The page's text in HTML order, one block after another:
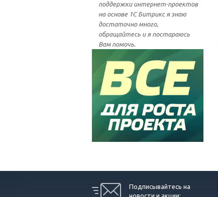
поддержки интернет-проектов
на основе 1С Битрикс я знаю
достаточно много,
обращайтесь и я постараюсь
Вам помочь.
Подписывайтесь на
новости и акции: